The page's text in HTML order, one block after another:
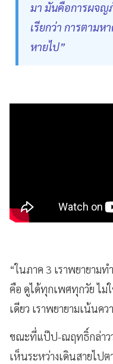
มา มันคือการผจญ
เรียกว่า การตาม
หายไป”
“ในภาค 3 เราพยายาม
คือ ดูได้ทุกเพศทุกวัย ไม่
เดียว เราพยายามเน้นค
ขณะที่แป๊ป-ณฤทธิ์กล่าว
เห็นระหว่างเดินสายไป